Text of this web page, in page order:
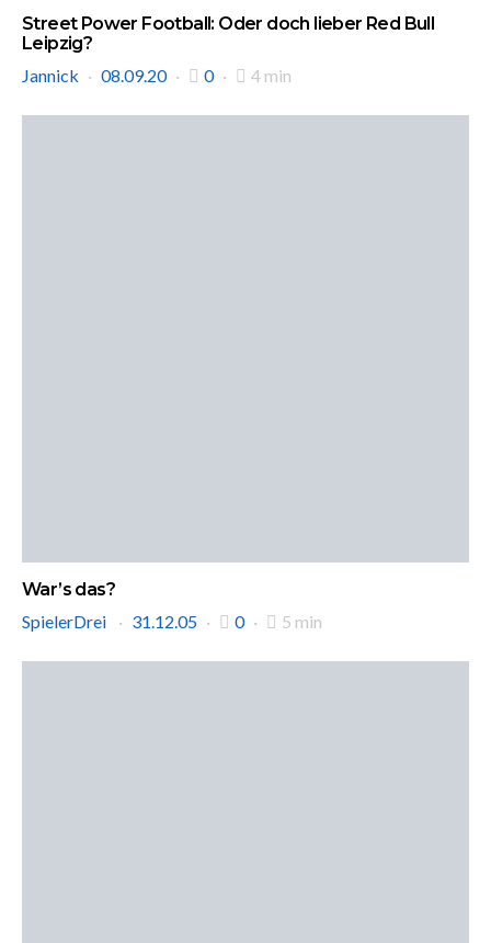
Street Power Football: Oder doch lieber Red Bull
Leipzig?
Jannick
08.09.20 0 4 min
War’s das?
SpielerDrei
31.12.05 0 5 min